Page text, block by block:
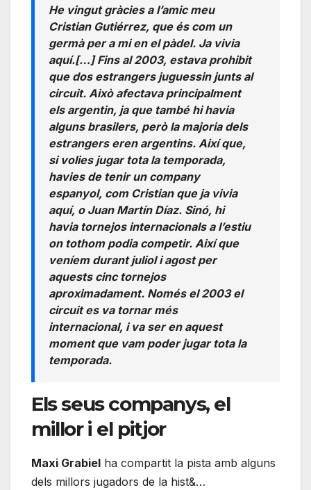
He vingut gràcies a l’amic meu
Cristian Gutiérrez, que és com un
germà per a mi en el pàdel. Ja vivia
aquí.[…] Fins al 2003, estava prohibit
que dos estrangers juguessin junts al
circuit. Això afectava principalment
els argentin, ja que també hi havia
alguns brasilers, però la majoria dels
estrangers eren argentins. Així que,
si volies jugar tota la temporada,
havies de tenir un company
espanyol, com Cristian que ja vivia
aquí, o Juan Martín Díaz. Sinó, hi
havia tornejos internacionals a l’estiu
on tothom podia competir. Així que
veníem durant juliol i agost per
aquests cinc tornejos
aproximadament. Només el 2003 el
circuit es va tornar més
internacional, i va ser en aquest
moment que vam poder jugar tota la
temporada.
Els seus companys, el
millor i el pitjor
Maxi Grabiel ha compartit la pista amb alguns
dels millors jugadors de la hist&…